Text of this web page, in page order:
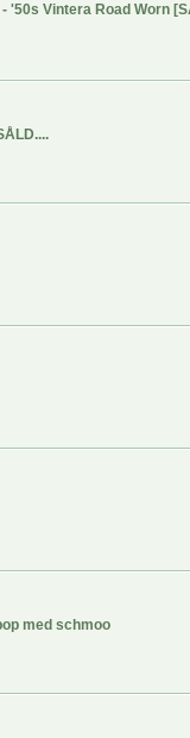
'50s Vintera Road Worn
med schmoo